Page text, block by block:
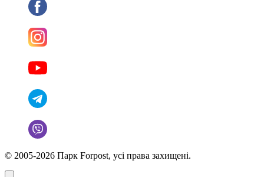
© 2005-2026 Парк Forpost, усі права захищені.